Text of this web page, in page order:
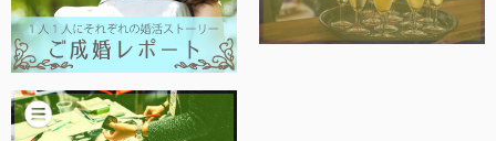
一般のよくある質問
相談室からのよくある質問